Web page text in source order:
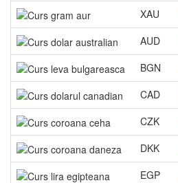
XAU
AUD
BGN
CAD
CZK
DKK
EGP